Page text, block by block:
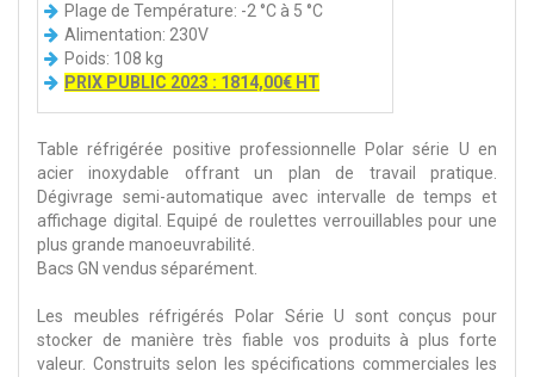
Plage de Température: -2 °C à 5 °C
Alimentation: 230V
Poids: 108 kg
PRIX PUBLIC 2023 : 1814,00€ HT
Table réfrigérée positive professionnelle Polar série U en
acier inoxydable offrant un plan de travail pratique.
Dégivrage semi-automatique avec intervalle de temps et
affichage digital. Equipé de roulettes verrouillables pour une
plus grande manoeuvrabilité.
Bacs GN vendus séparément.
Les meubles réfrigérés Polar Série U sont conçus pour
stocker de manière très fiable vos produits à plus forte
valeur. Construits selon les spécifications commerciales les